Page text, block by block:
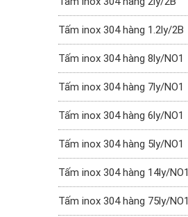
Tấm inox 304 hàng 1.2ly/2B
Tấm inox 304 hàng 8ly/NO1
Tấm inox 304 hàng 7ly/NO1
Tấm inox 304 hàng 6ly/NO1
Tấm inox 304 hàng 5ly/NO1
Tấm inox 304 hàng 14ly/NO1
Tấm inox 304 hàng 75ly/NO1